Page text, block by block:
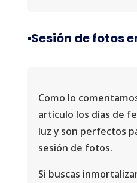
▪️Sesión de fotos
Como lo
artículo los días de
luz y son perfectos
sesión de fotos.
Si buscas